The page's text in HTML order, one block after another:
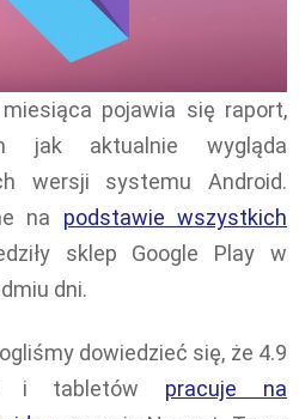
pojawia się raport,
jak aktualnie wygląda
wersji systemu Android.
na podstawie wszystkich
sklep Google Play w
dni.
dowiedzieć się, że 4.9
i tabletów pracuje na